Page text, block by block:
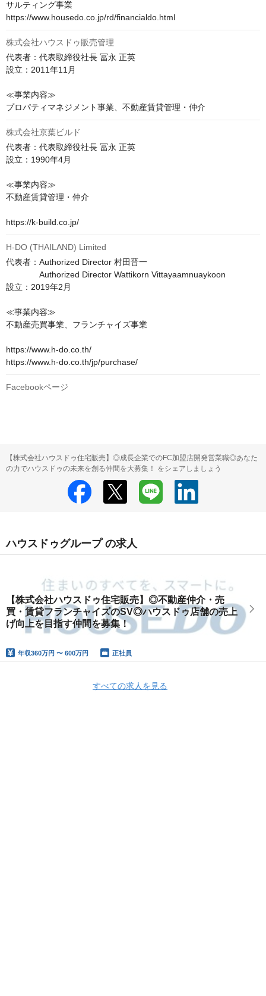
サルティング事業
株式会社ハウスドゥ販売管理
代表者：代表取締役社長 冨永 正英
設立：2011年11月
≪事業内容≫
プロパティマネジメント事業、不動産賃貸管理・仲介
株式会社京葉ビルド
代表者：代表取締役社長 冨永 正英
設立：1990年4月
≪事業内容≫
不動産賃貸管理・仲介
https://k-build.co.jp/
H-DO (THAILAND) Limited
代表者：Authorized Director 村田晋一
Authorized Director Wattikorn Vittayaamnuaykoon
設立：2019年2月
≪事業内容≫
不動産売買事業、フランチャイズ事業
https://www.h-do.co.th/
https://www.h-do.co.th/jp/purchase/
Facebookページ
【株式会社ハウスドゥ住宅販売】◎成長企業でのFC加盟店開発営業職◎あなた
の力でハウスドゥの未来を創る仲間を大募集！ をシェアしましょう
ハウスドゥグループ の求人
【株式会社ハウスドゥ住宅販売】◎不動産仲介・売
買・賃貸フランチャイズのSV◎ハウスドゥ店舗の売上
げ向上を目指す仲間を募集！
年収360万円 〜 600万円 正社員
すべての求人を見る